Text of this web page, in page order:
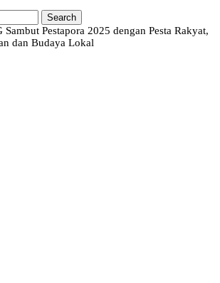
Pestapora 2025 dengan Pesta Rakyat,
dan Budaya Lokal